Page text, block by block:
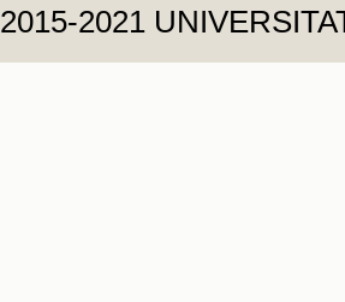
2015-2021